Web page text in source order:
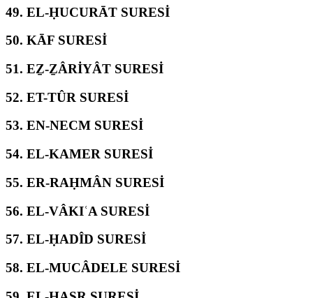
49. EL-ḤUCURĀT SURESİ
50. KĀF SURESİ
51. EẔ-ẔÂRİYÂT SURESİ
52. ET-TÛR SURESİ
53. EN-NECM SURESİ
54. EL-KAMER SURESİ
55. ER-RAḤMÂN SURESİ
56. EL-VÂKIʿA SURESİ
57. EL-ḤADÎD SURESİ
58. EL-MUCÂDELE SURESİ